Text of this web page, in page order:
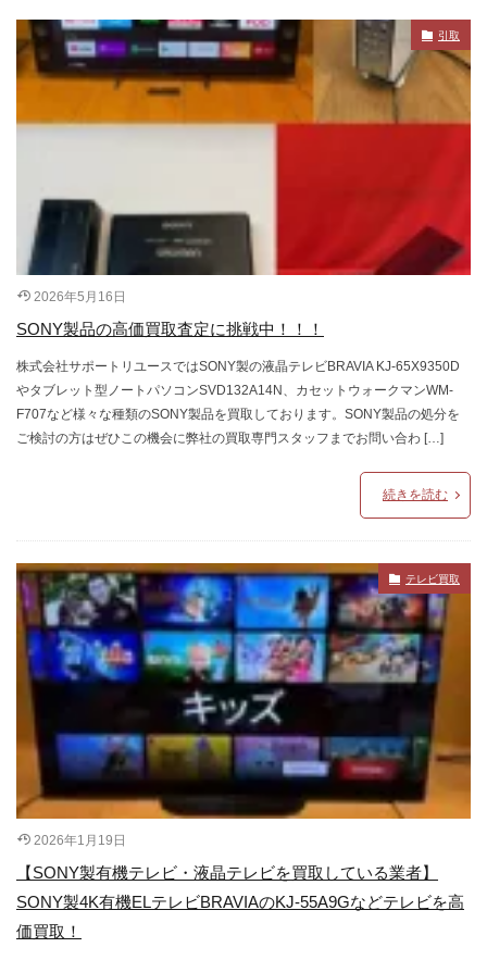
引取
2026年5月16日
SONY製品の高価買取査定に挑戦中！！！
株式会社サポートリユースではSONY製の液晶テレビBRAVIA KJ-65X9350D
やタブレット型ノートパソコンSVD132A14N、カセットウォークマンWM-
F707など様々な種類のSONY製品を買取しております。SONY製品の処分を
ご検討の方はぜひこの機会に弊社の買取専門スタッフまでお問い合わ […]
続きを読む
テレビ買取
2026年1月19日
【SONY製有機テレビ・液晶テレビを買取している業者】
SONY製4K有機ELテレビBRAVIAのKJ-55A9Gなどテレビを高
価買取！